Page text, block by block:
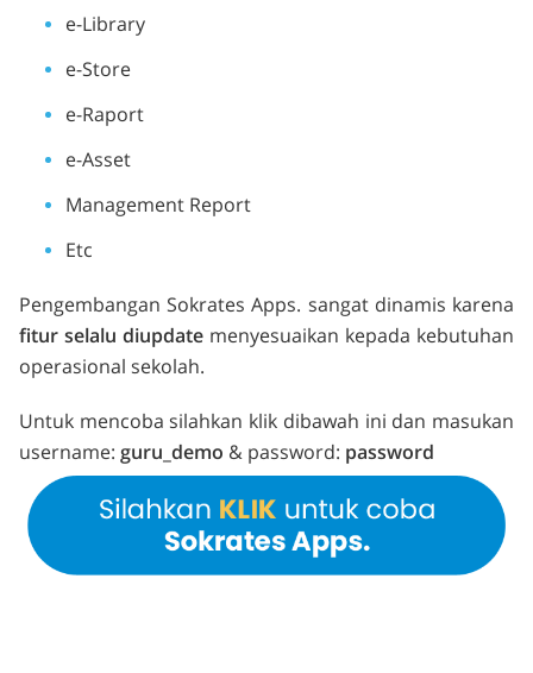
e-Library
e-Store
e-Raport
e-Asset
Management Report
Etc
Pengembangan Sokrates Apps. sangat dinamis karena
fitur selalu diupdate menyesuaikan kepada kebutuhan
operasional sekolah.
Untuk mencoba silahkan klik dibawah ini dan masukan
username: guru_demo & password: password